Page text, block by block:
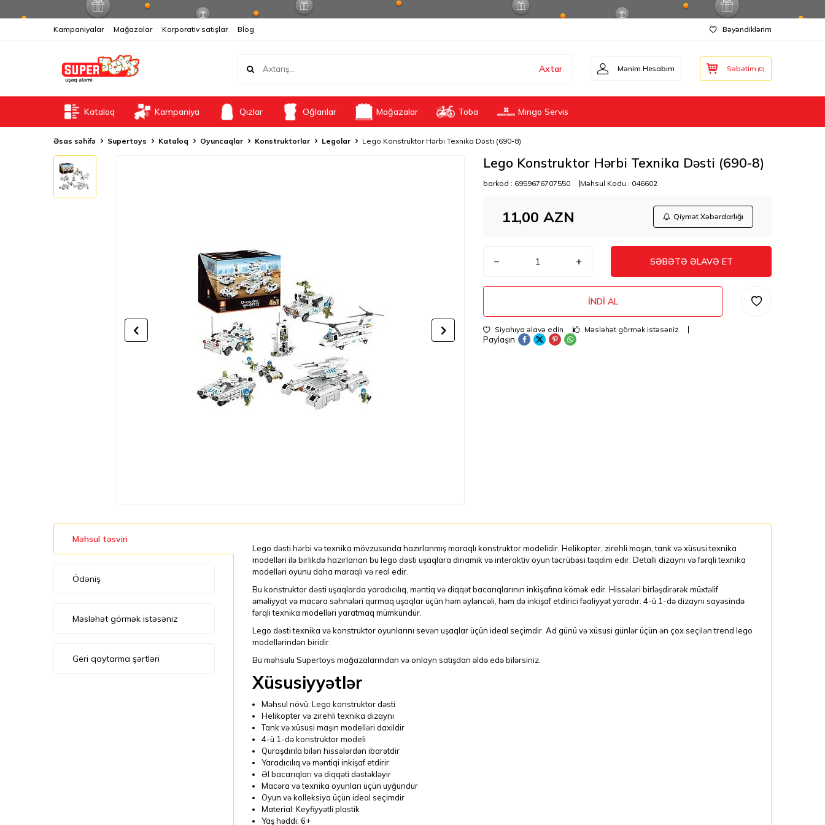
Kampaniyalar Mağazalar Korporativ satışlar Blog Bəyəndiklərim
Axtar Mənim Hesabım Səbətim (0)
Kataloq Kampaniya Qızlar Oğlanlar Mağazalar Toba Mingo Servis
Əsas səhifə Supertoys Kataloq Oyuncaqlar Konstruktorlar Legolar Lego Konstruktor Hərbi Texnika Dəsti (690-8)
Lego Konstruktor Hərbi Texnika Dəsti (690-8)
barkod : 6959676707550 Məhsul Kodu : 046602
11,00 AZN Qiymət Xəbərdarlığı
SƏBƏTƏ ƏLAVƏ ET
İNDI AL
Siyahıya əlavə edin Məsləhət görmək istəsəniz
Paylaşın
Məhsul təsviri
Ödəniş
Məsləhət görmək istəsəniz
Geri qaytarma şərtləri
Lego dəsti hərbi və texnika mövzusunda hazırlanmış maraqlı konstruktor modelidir. Helikopter, zirehli maşın, tank və xüsusi texnika
modelləri ilə birlikdə hazırlanan bu lego dəsti uşaqlara dinamik və interaktiv oyun təcrübəsi təqdim edir. Detallı dizaynı və fərqli texnika
modelləri oyunu daha maraqlı və real edir.
Bu konstruktor dəsti uşaqlarda yaradıcılıq, məntiq və diqqət bacarıqlarının inkişafına kömək edir. Hissələri birləşdirərək müxtəlif
əməliyyat və macəra səhnələri qurmaq uşaqlar üçün həm əyləncəli, həm də inkişaf etdirici fəaliyyət yaradır. 4-ü 1-də dizaynı sayəsində
fərqli texnika modelləri yaratmaq mümkündür.
Lego dəsti texnika və konstruktor oyunlarını sevən uşaqlar üçün ideal seçimdir. Ad günü və xüsusi günlər üçün ən çox seçilən trend lego
modellərindən biridir.
Bu məhsulu Supertoys mağazalarından və onlayn satışdan əldə edə bilərsiniz.
Xüsusiyyətlər
Məhsul növü: Lego konstruktor dəsti
Helikopter və zirehli texnika dizaynı
Tank və xüsusi maşın modelləri daxildir
4-ü 1-də konstruktor modeli
Quraşdırıla bilən hissələrdən ibarətdir
Yaradıcılıq və məntiqi inkişaf etdirir
Əl bacarıqları və diqqəti dəstəkləyir
Macəra və texnika oyunları üçün uyğundur
Oyun və kolleksiya üçün ideal seçimdir
Material: Keyfiyyətli plastik
Yaş həddi: 6+